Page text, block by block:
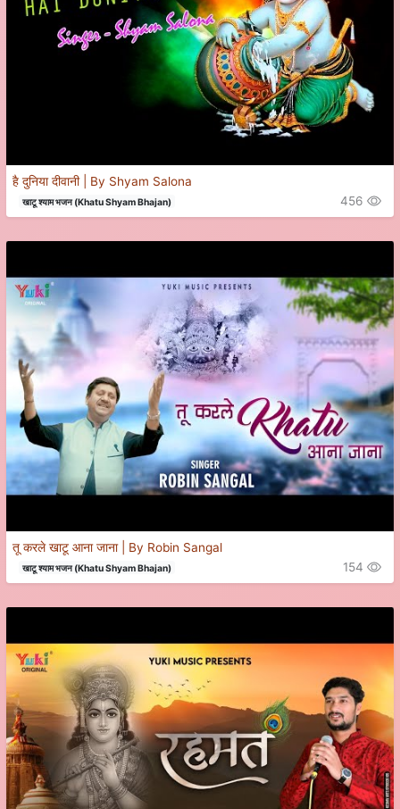
है दुनिया दीवानी | By Shyam Salona
खाटू श्याम भजन (Khatu Shyam Bhajan) 456
तू करले खाटू आना जाना | By Robin Sangal
खाटू श्याम भजन (Khatu Shyam Bhajan) 154